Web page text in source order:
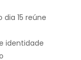
15 reúne
identidade